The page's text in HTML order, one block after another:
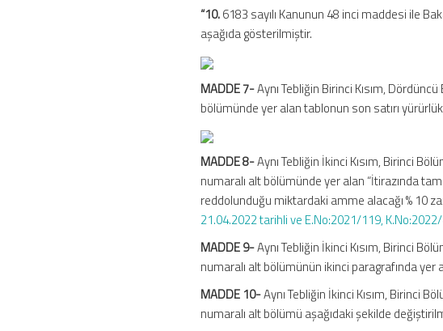
“10.6183 sayılı Kanunun 48 inci maddesi ile
aşağıda gösterilmiştir.
MADDE 7-Aynı Tebliğin Birinci Kısım,
bölümünde yer alan tablonun son satırı
MADDE 8-Aynı Tebliğin İkinci Kısım, Birinci
numaralı alt bölümünde yer alan “İtirazında
reddolunduğu miktardaki amme alacağı % 10
21.04.2022 tarihli ve E.No:2021/119, K.No:2022/
MADDE 9-Aynı Tebliğin İkinci Kısım, Birinci
numaralı alt bölümünün ikinci paragrafında
MADDE 10-Aynı Tebliğin İkinci Kısım, Birinci
numaralı alt bölümü aşağıdaki şekilde